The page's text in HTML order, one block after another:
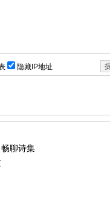
隐藏IP地址
聊诗集